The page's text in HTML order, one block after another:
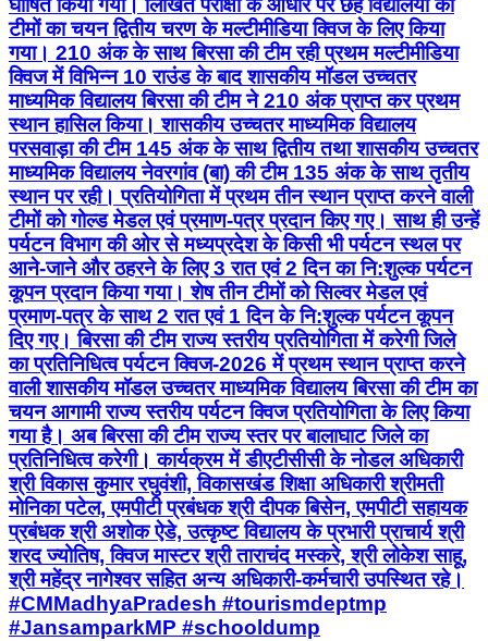
घोषित किया गया। लिखित परीक्षा के आधार पर छह विद्यालयों की
टीमों का चयन द्वितीय चरण के मल्टीमीडिया क्विज के लिए किया
गया। 210 अंक के साथ बिरसा की टीम रही प्रथम मल्टीमीडिया
क्विज में विभिन्न 10 राउंड के बाद शासकीय मॉडल उच्चतर
माध्यमिक विद्यालय बिरसा की टीम ने 210 अंक प्राप्त कर प्रथम
स्थान हासिल किया। शासकीय उच्चतर माध्यमिक विद्यालय
परसवाड़ा की टीम 145 अंक के साथ द्वितीय तथा शासकीय उच्चतर
माध्यमिक विद्यालय नेवरगांव (बा) की टीम 135 अंक के साथ तृतीय
स्थान पर रही। प्रतियोगिता में प्रथम तीन स्थान प्राप्त करने वाली
टीमों को गोल्ड मेडल एवं प्रमाण-पत्र प्रदान किए गए। साथ ही उन्हें
पर्यटन विभाग की ओर से मध्यप्रदेश के किसी भी पर्यटन स्थल पर
आने-जाने और ठहरने के लिए 3 रात एवं 2 दिन का नि:शुल्क पर्यटन
कूपन प्रदान किया गया। शेष तीन टीमों को सिल्वर मेडल एवं
प्रमाण-पत्र के साथ 2 रात एवं 1 दिन के नि:शुल्क पर्यटन कूपन
दिए गए। बिरसा की टीम राज्य स्तरीय प्रतियोगिता में करेगी जिले
का प्रतिनिधित्व पर्यटन क्विज-2026 में प्रथम स्थान प्राप्त करने
वाली शासकीय मॉडल उच्चतर माध्यमिक विद्यालय बिरसा की टीम का
चयन आगामी राज्य स्तरीय पर्यटन क्विज प्रतियोगिता के लिए किया
गया है। अब बिरसा की टीम राज्य स्तर पर बालाघाट जिले का
प्रतिनिधित्व करेगी। कार्यक्रम में डीएटीसीसी के नोडल अधिकारी
श्री विकास कुमार रघुवंशी, विकासखंड शिक्षा अधिकारी श्रीमती
मोनिका पटेल, एमपीटी प्रबंधक श्री दीपक बिसेन, एमपीटी सहायक
प्रबंधक श्री अशोक ऐडे, उत्कृष्ट विद्यालय के प्रभारी प्राचार्य श्री
शरद ज्योतिष, क्विज मास्टर श्री ताराचंद मस्करे, श्री लोकेश साहू,
श्री महेंद्र नागेश्वर सहित अन्य अधिकारी-कर्मचारी उपस्थित रहे।
#CMMadhyaPradesh #tourismdeptmp
#JansamparkMP #schooldump